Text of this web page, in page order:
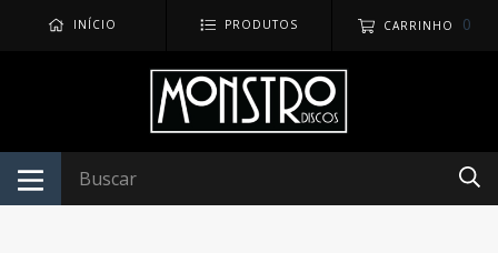
INÍCIO PRODUTOS CARRINHO 0